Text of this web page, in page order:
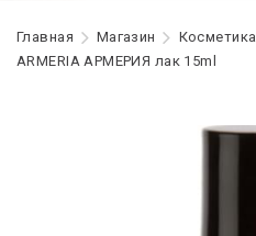
Главная Maгазин Косметика
ARMERIA АРМЕРИЯ лак 15ml